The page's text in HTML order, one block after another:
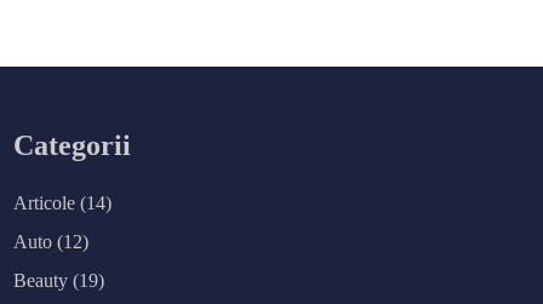
Categorii
Articole (14)
Auto (12)
Beauty (19)